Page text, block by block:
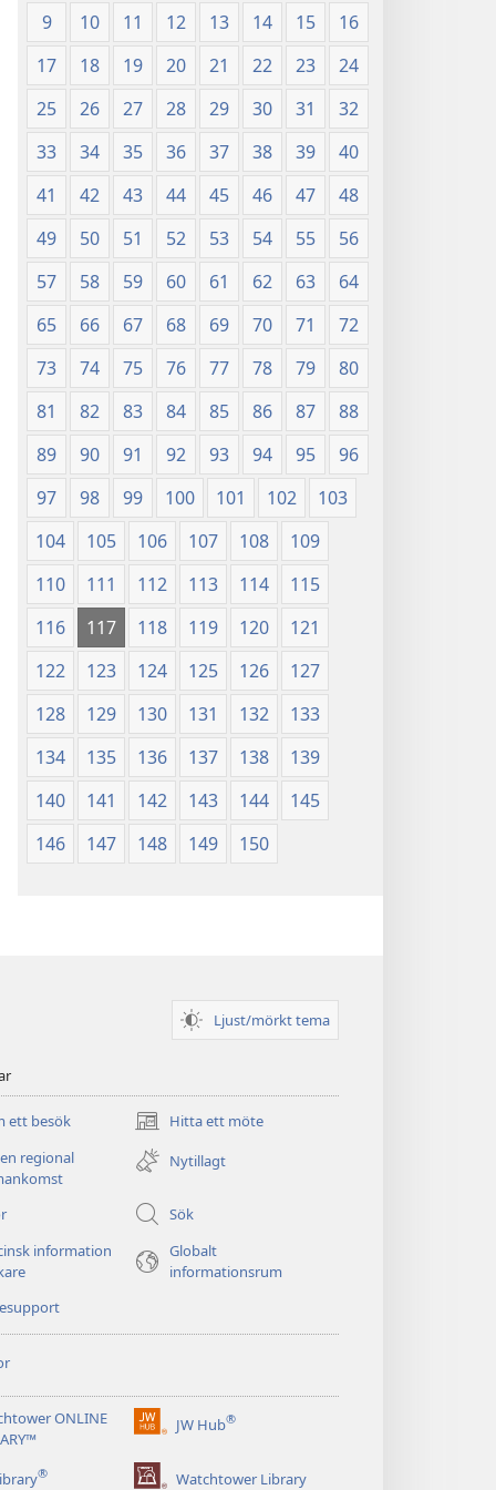
9
10 11 12 13 14 15
16
17
18 19 20 21 22 23
24
25
26 27 28 29 30 31
32
33
34 35 36 37 38 39
40
41
42 43 44 45 46 47
48
49
50 51 52 53 54 55
56
57
58 59 60 61 62 63
64
65
66 67 68 69 70 71
72
73
74 75 76 77 78 79
80
81
82 83 84 85 86 87
88
89
90 91 92 93 94 95
96
97
98 99 100 101 102
103
104
105 106 107 108
109
110
111 112 113 114
115
116
117 118 119 120
121
122
123 124 125 126
127
128
129 130 131 132
133
134
135 136 137 138
139
140
141 142 143 144
145
146
147 148 149 150
Ljust/mörkt tema
ett besök Hitta ett möte
(öppnar
nytt
fönster)
regional
Nytillagt
Sök
information
Globalt
informationsrum
ONLINE
JW Hub®
(öppnar
fönster)
® Watchtower Library